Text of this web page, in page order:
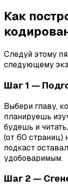
Как
Следуй этому
следующему
Шаг 1 —
Выбери главу,
планируешь
будешь и
(от 60 страниц)
подкаст
удобоваримым.
Шаг 2 —